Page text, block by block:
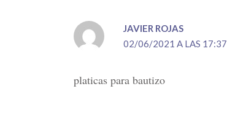
JAVIER ROJAS
02/06/2021 A LAS 17:37
platicas para bautizo